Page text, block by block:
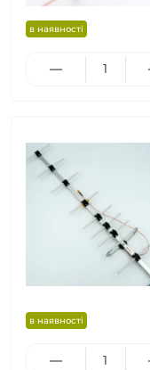
в наявності
в наявності